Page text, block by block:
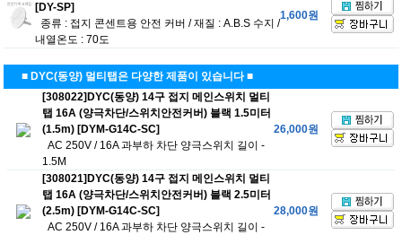
[DY-SP]
종류 : 접지 콘센트용 안전 커버 / 재질 : A.B.S 수지 /
내열온도 : 70도
1,600원
■ DYC(동양) 멀티탭은 다양한 제품이 있습니다 ■
[308022]DYC(동양) 14구 접지 메인스위치 멀티
탭 16A (양극차단/스위치안전커버) 블랙 1.5미터
(1.5m) [DYM-G14C-SC]
AC 250V / 16A 과부하 차단 양극스위치 길이 -
1.5M
26,000원
[308021]DYC(동양) 14구 접지 메인스위치 멀티
탭 16A (양극차단/스위치안전커버) 블랙 2.5미터
(2.5m) [DYM-G14C-SC]
AC 250V / 16A 과부하 차단 양극스위치 길이 -
28,000원